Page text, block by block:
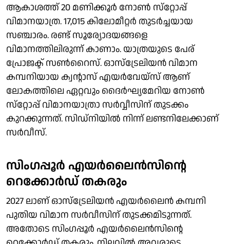
ആകാശത്ത് 20 മണിക്കൂര്‍ നോണ്‍ സ്‌റ്റോപ്പ്
വിമാനയാത്ര. 17,015 കിലോമീറ്റര്‍ തുടര്‍ച്ചയായ
സഞ്ചാരം. രണ്ട് സൂര്യോദയങ്ങളെ
വിമാനത്തിലിരുന്ന് കാണാം. യാത്രയുടെ പേര്
പ്രോജക്ട് സണ്‍റൈസ്. ഓസ്‌ട്രേലിയന്‍ വിമാന
കമ്പനിയായ ക്വന്റാസ് എയര്‍വേയ്‌സ് ആണ്
ലോകത്തിലെ ഏറ്റവും ദൈര്‍ഘ്യമേറിയ നോണ്‍
സ്‌റ്റോപ്പ് വിമാനയാത്രാ സര്‍വ്വീസിന് തുടക്കം
കുറക്കുന്നത്. സിഡ്‌നിയില്‍ നിന്ന് ലണ്ടനിലേക്കാണ്
സര്‍വീസ്.
സിംഗപ്പൂര്‍ എയര്‍ലൈന്‍സിന്റെ
റെക്കോര്‍ഡ് തകരും
2027 ലാണ് ഓസ്‌ട്രേലിയന്‍ എയര്‍ലൈന്‍ കമ്പനി
പുതിയ വിമാന സര്‍വീസിന് തുടക്കമിടുന്നത്.
അതോടെ സിംഗപ്പൂര്‍ എയര്‍ലൈന്‍സിന്റെ